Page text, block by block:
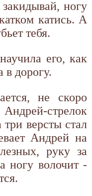
ногу
катись. А
тебя.
его, как
в дорогу.
не скоро
стрелок
три версты стал
Андрей на
руку за
ногу волочит -